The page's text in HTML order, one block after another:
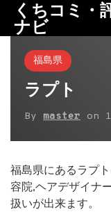
くちコミ・
ナビ
福島県
ラプト
By master on
福島県にあるラプ
容院,ヘアデザイナ
扱いが出来ます。